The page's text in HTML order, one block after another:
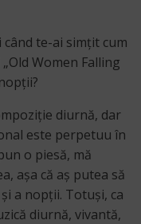
când te-ai simţit cum
Women Falling
diurnă, dar
este perpetuu în
o piesă, mă
așa că aș putea să
a nopții. Totuși, ca
diurnă, vivantă,